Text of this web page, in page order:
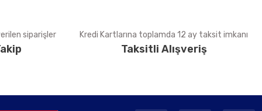
siparişler Kredi Kartlarına toplamda 12 ay taksit imkanı
Taksitli Alışveriş